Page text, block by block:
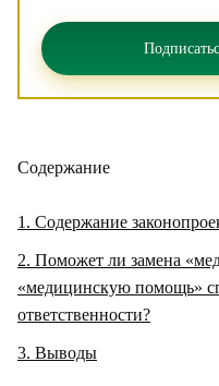
Содержание
1 Содержание
2 Поможет ли замена
«медицинскую помощь»
ответственности?
3 Выводы